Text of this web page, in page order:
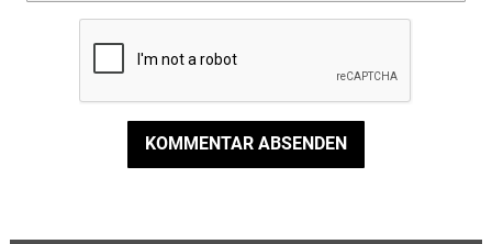
KOMMENTAR ABSENDEN